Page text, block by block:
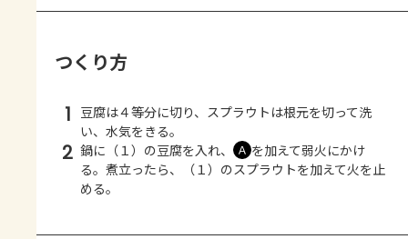
つくり方
1 豆腐は４等分に切り、スプラウトは根元を切って洗
い、水気をきる。
2 鍋に（１）の豆腐を入れ、 Ａ を加えて弱火にかけ
る。煮立ったら、（１）のスプラウトを加えて火を止
める。